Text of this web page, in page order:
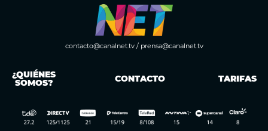
contacto@canalnet.tv/ prensa@canalnet.tv
¿QUIÉNES
SOMOS? CONTACTO TARIFAS